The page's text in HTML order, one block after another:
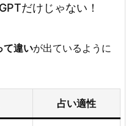
だけじゃない！
て違いが出ているように
占い適性